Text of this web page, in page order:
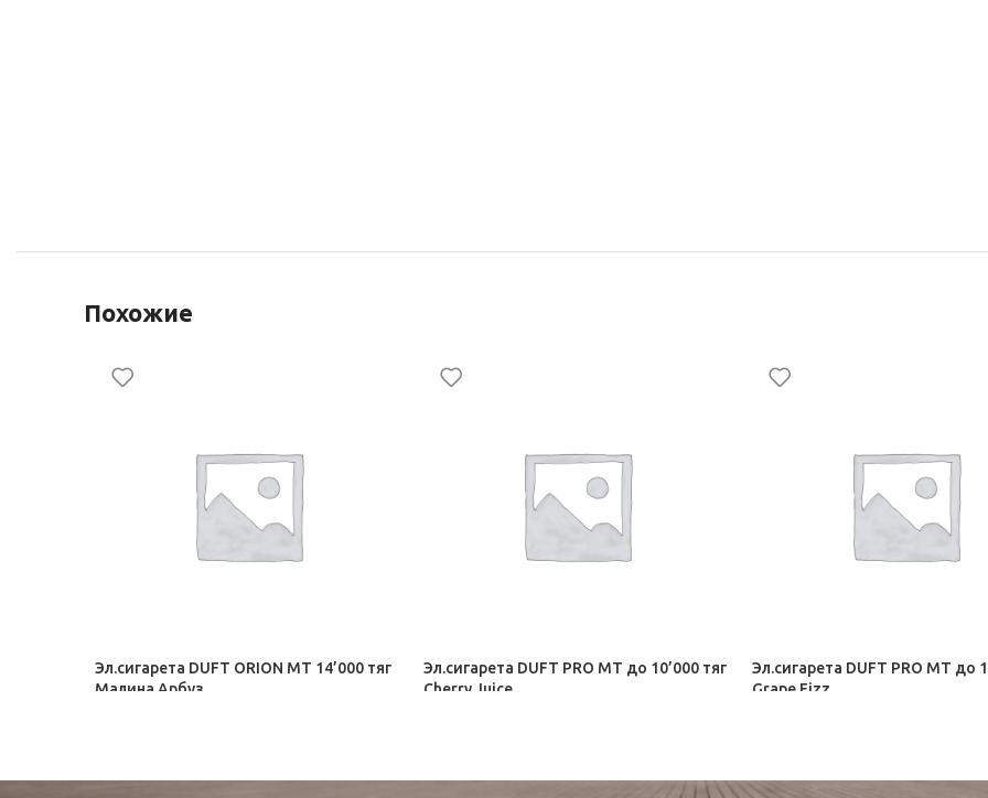
Похожие
Эл.сигарета DUFT ORION МТ 14’000 тяг
Малина Арбуз
Эл.сигарета DUFT PRO МТ до 10’000 тяг
Cherry Juice
Эл.сигарета DUFT PRO МТ до
Grape Fizz